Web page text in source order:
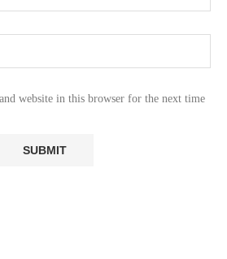
website in this browser for the next time